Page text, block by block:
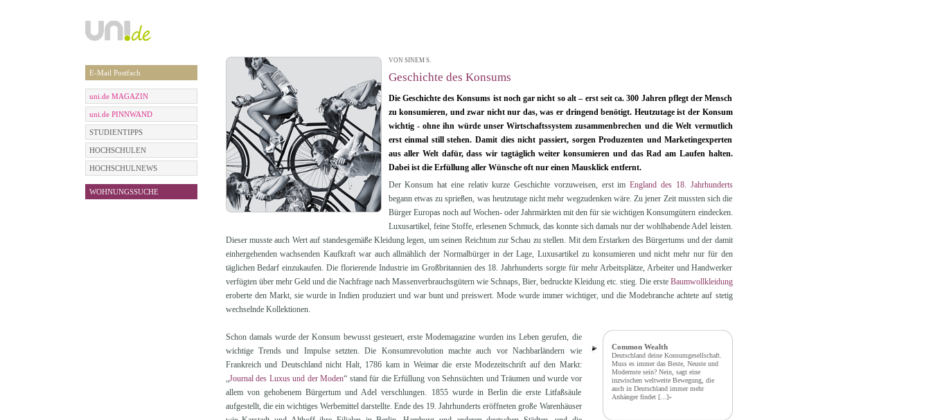
E-Mail Postfach
uni.de MAGAZIN
uni.de PINNWAND
STUDIENTIPPS
HOCHSCHULEN
HOCHSCHULNEWS
WOHNUNGSSUCHE
VON SINEM S.| 29.04.2013 15:25
Geschichte des Konsums
Die Geschichte des Konsums ist noch gar nicht so alt – erst seit ca. 300 Jahren pflegt der Mensch
zu konsumieren, und zwar nicht nur das, was er dringend benötigt. Heutzutage ist der Konsum
wichtig - ohne ihn würde unser Wirtschaftssystem zusammenbrechen und die Welt vermutlich
erst einmal still stehen. Damit dies nicht passiert, sorgen Produzenten und Marketingexperten
aus aller Welt dafür, dass wir tagtäglich weiter konsumieren und das Rad am Laufen halten.
Dabei ist die Erfüllung aller Wünsche oft nur einen Mausklick entfernt.
Der Konsum hat eine relativ kurze Geschichte vorzuweisen, erst imEngland des 18. Jahrhunderts
begann etwas zu sprießen, was heutzutage nicht mehr wegzudenken wäre. Zu jener Zeit mussten sich die
Bürger Europas noch auf Wochen- oder Jahrmärkten mit den für sie wichtigen Konsumgütern eindecken.
Luxusartikel, feine Stoffe, erlesenen Schmuck, das konnte sich damals nur der wohlhabende Adel leisten.
Dieser musste auch Wert auf standesgemäße Kleidung legen, um seinen Reichtum zur Schau zu stellen. Mit dem Erstarken des Bürgertums und der damit
einhergehenden wachsenden Kaufkraft war auch allmählich der Normalbürger in der Lage, Luxusartikel zu konsumieren und nicht mehr nur für den
täglichen Bedarf einzukaufen. Die florierende Industrie im Großbritannien des 18. Jahrhunderts sorgte für mehr Arbeitsplätze, Arbeiter und Handwerker
verfügten über mehr Geld und die Nachfrage nach Massenverbrauchsgütern wie Schnaps, Bier, bedruckte Kleidung etc. stieg. Die erste Baumwollkleidung
eroberte den Markt, sie wurde in Indien produziert und war bunt und preiswert. Mode wurde immer wichtiger, und die Modebranche achtete auf stetig
wechselnde Kollektionen.
Common Wealth
Deutschland deine Konsumgesellschaft.
Muss es immer das Beste, Neuste und
Modernste sein? Nein, sagt eine
inzwischen weltweite Bewegung, die
auch in Deutschland immer mehr
Anhänger findet [...]»
Schon damals wurde der Konsum bewusst gesteuert, erste Modemagazine wurden ins Leben gerufen, die
wichtige Trends und Impulse setzten. Die Konsumrevolution machte auch vor Nachbarländern wie
Frankreich und Deutschland nicht Halt, 1786 kam in Weimar die erste Modezeitschrift auf den Markt:
„Journal des Luxus und der Moden“ stand für die Erfüllung von Sehnsüchten und Träumen und wurde vor
allem von gehobenem Bürgertum und Adel verschlungen. 1855 wurde in Berlin die erste Litfaßsäule
aufgestellt, die ein wichtiges Werbemittel darstellte. Ende des 19. Jahrhunderts eröffneten große Warenhäuser